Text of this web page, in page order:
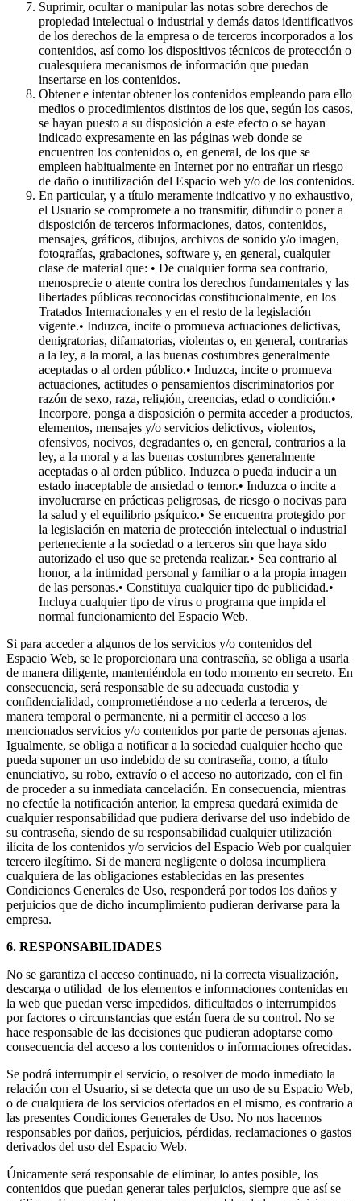
Suprimir, ocultar o manipular las notas sobre derechos de
propiedad intelectual o industrial y demás datos identificativos
de los derechos de la empresa o de terceros incorporados a los
contenidos, así como los dispositivos técnicos de protección o
cualesquiera mecanismos de información que puedan
insertarse en los contenidos.
Obtener e intentar obtener los contenidos empleando para ello
medios o procedimientos distintos de los que, según los casos,
se hayan puesto a su disposición a este efecto o se hayan
indicado expresamente en las páginas web donde se
encuentren los contenidos o, en general, de los que se
empleen habitualmente en Internet por no entrañar un riesgo
de daño o inutilización del Espacio web y/o de los contenidos.
En particular, y a título meramente indicativo y no exhaustivo,
el Usuario se compromete a no transmitir, difundir o poner a
disposición de terceros informaciones, datos, contenidos,
mensajes, gráficos, dibujos, archivos de sonido y/o imagen,
fotografías, grabaciones, software y, en general, cualquier
clase de material que: • De cualquier forma sea contrario,
menosprecie o atente contra los derechos fundamentales y las
libertades públicas reconocidas constitucionalmente, en los
Tratados Internacionales y en el resto de la legislación
vigente.• Induzca, incite o promueva actuaciones delictivas,
denigratorias, difamatorias, violentas o, en general, contrarias
a la ley, a la moral, a las buenas costumbres generalmente
aceptadas o al orden público.• Induzca, incite o promueva
actuaciones, actitudes o pensamientos discriminatorios por
razón de sexo, raza, religión, creencias, edad o condición.•
Incorpore, ponga a disposición o permita acceder a productos,
elementos, mensajes y/o servicios delictivos, violentos,
ofensivos, nocivos, degradantes o, en general, contrarios a la
ley, a la moral y a las buenas costumbres generalmente
aceptadas o al orden público. Induzca o pueda inducir a un
estado inaceptable de ansiedad o temor.• Induzca o incite a
involucrarse en prácticas peligrosas, de riesgo o nocivas para
la salud y el equilibrio psíquico.• Se encuentra protegido por
la legislación en materia de protección intelectual o industrial
perteneciente a la sociedad o a terceros sin que haya sido
autorizado el uso que se pretenda realizar.• Sea contrario al
honor, a la intimidad personal y familiar o a la propia imagen
de las personas.• Constituya cualquier tipo de publicidad.•
Incluya cualquier tipo de virus o programa que impida el
normal funcionamiento del Espacio Web.
Si para acceder a algunos de los servicios y/o contenidos del
Espacio Web, se le proporcionara una contraseña, se obliga a usarla
de manera diligente, manteniéndola en todo momento en secreto. En
consecuencia, será responsable de su adecuada custodia y
confidencialidad, comprometiéndose a no cederla a terceros, de
manera temporal o permanente, ni a permitir el acceso a los
mencionados servicios y/o contenidos por parte de personas ajenas.
Igualmente, se obliga a notificar a la sociedad cualquier hecho que
pueda suponer un uso indebido de su contraseña, como, a título
enunciativo, su robo, extravío o el acceso no autorizado, con el fin
de proceder a su inmediata cancelación. En consecuencia, mientras
no efectúe la notificación anterior, la empresa quedará eximida de
cualquier responsabilidad que pudiera derivarse del uso indebido de
su contraseña, siendo de su responsabilidad cualquier utilización
ilícita de los contenidos y/o servicios del Espacio Web por cualquier
tercero ilegítimo. Si de manera negligente o dolosa incumpliera
cualquiera de las obligaciones establecidas en las presentes
Condiciones Generales de Uso, responderá por todos los daños y
perjuicios que de dicho incumplimiento pudieran derivarse para la
empresa.
6. RESPONSABILIDADES
No se garantiza el acceso continuado, ni la correcta visualización,
descarga o utilidad de los elementos e informaciones contenidas en
la web que puedan verse impedidos, dificultados o interrumpidos
por factores o circunstancias que están fuera de su control. No se
hace responsable de las decisiones que pudieran adoptarse como
consecuencia del acceso a los contenidos o informaciones ofrecidas.
Se podrá interrumpir el servicio, o resolver de modo inmediato la
relación con el Usuario, si se detecta que un uso de su Espacio Web,
o de cualquiera de los servicios ofertados en el mismo, es contrario a
las presentes Condiciones Generales de Uso. No nos hacemos
responsables por daños, perjuicios, pérdidas, reclamaciones o gastos
derivados del uso del Espacio Web.
Únicamente será responsable de eliminar, lo antes posible, los
contenidos que puedan generar tales perjuicios, siempre que así se